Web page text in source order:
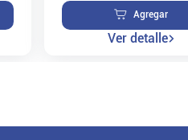
Agregar
Ver detalle